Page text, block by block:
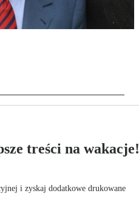
treści na wakacje!
i zyskaj dodatkowe drukowane